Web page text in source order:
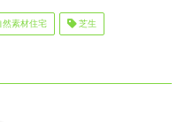
素材住宅 芝生